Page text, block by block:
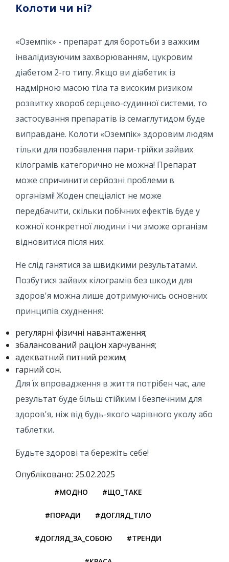
Колоти чи ні?
«Оземпік» - препарат для боротьби з важким
інвалідизуючим захворюванням, цукровим
діабетом 2-го типу. Якщо ви діабетик із
надмірною масою тіла та високим ризиком
розвитку хвороб серцево-судинної системи, то
застосування препаратів із семаглутидом буде
виправдане. Колоти «Оземпік» здоровим людям
тільки для позбавлення пари-трійки зайвих
кілограмів категорично не можна! Препарат
може спричинити серйозні проблеми в
організмі! Жоден спеціаліст не може
передбачити, скільки побічних ефектів буде у
кожної конкретної людини і чи зможе організм
відновитися після них.
Не слід ганятися за швидкими результатами.
Позбутися зайвих кілограмів без шкоди для
здоров'я можна лише дотримуючись основних
принципів схуднення:
регулярні фізичні навантаження;
збалансований раціон харчування;
адекватний питний режим;
гарний сон.
Для їх впровадження в життя потрібен час, але
результат буде більш стійким і безпечним для
здоров'я, ніж від будь-якого чарівного уколу або
таблетки.
Будьте здорові та бережіть себе!
Опубліковано: 25.02.2025
#МОДНО #ЩО_ТАКЕ
#ПОРАДИ #ДОГЛЯД_ТІЛО
#ДОГЛЯД_ЗА_СОБОЮ #ТРЕНДИ